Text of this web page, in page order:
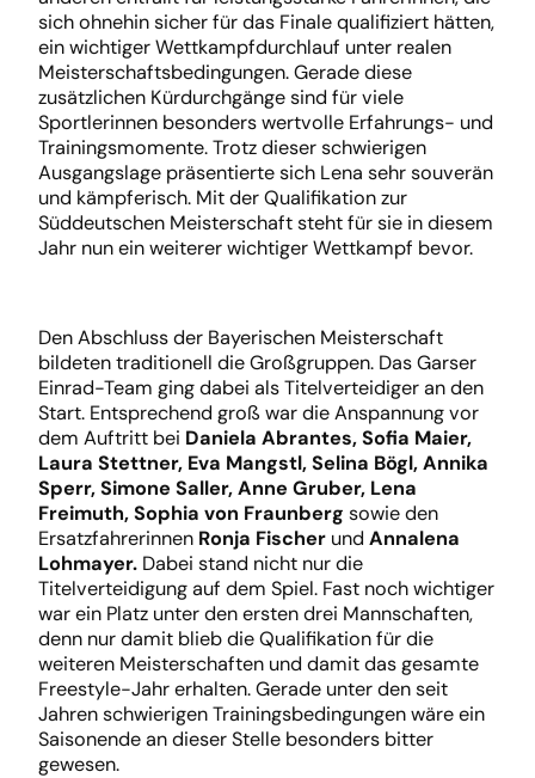
sich ohnehin sicher für das Finale qualifiziert hätten,
ein wichtiger Wettkampfdurchlauf unter realen
Meisterschaftsbedingungen. Gerade diese
zusätzlichen Kürdurchgänge sind für viele
Sportlerinnen besonders wertvolle Erfahrungs- und
Trainingsmomente. Trotz dieser schwierigen
Ausgangslage präsentierte sich Lena sehr souverän
und kämpferisch. Mit der Qualifikation zur
Süddeutschen Meisterschaft steht für sie in diesem
Jahr nun ein weiterer wichtiger Wettkampf bevor.
Den Abschluss der Bayerischen Meisterschaft
bildeten traditionell die Großgruppen. Das Garser
Einrad-Team ging dabei als Titelverteidiger an den
Start. Entsprechend groß war die Anspannung vor
dem Auftritt bei Daniela Abrantes, Sofia Maier,
Laura Stettner, Eva Mangstl, Selina Bögl, Annika
Sperr, Simone Saller, Anne Gruber, Lena
Freimuth, Sophia von Fraunberg sowie den
Ersatzfahrerinnen Ronja Fischer und Annalena
Lohmayer. Dabei stand nicht nur die
Titelverteidigung auf dem Spiel. Fast noch wichtiger
war ein Platz unter den ersten drei Mannschaften,
denn nur damit blieb die Qualifikation für die
weiteren Meisterschaften und damit das gesamte
Freestyle-Jahr erhalten. Gerade unter den seit
Jahren schwierigen Trainingsbedingungen wäre ein
Saisonende an dieser Stelle besonders bitter
gewesen.